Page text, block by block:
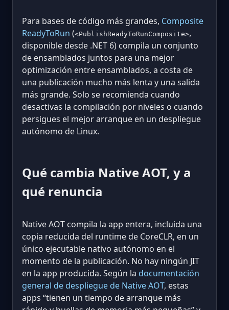
Para bases de código más grandes, Composite
ReadyToRun (<PublishReadyToRunComposite>,
disponible desde .NET 6) compila un conjunto
de ensamblados juntos para una mejor
optimización entre ensamblados, a costa de
una publicación mucho más lenta y una salida
más grande. Solo se recomienda cuando
desactivas la compilación por niveles o cuando
persigues el mejor arranque en un despliegue
autónomo de Linux.
Qué cambia Native AOT, y a
qué renuncia
Native AOT compila la app entera, incluida una
copia reducida del runtime de CoreCLR, en un
único ejecutable nativo autónomo en el
momento de la publicación. No hay ningún JIT
en la app producida. Según la documentación
general de despliegue de Native AOT, estas
apps “tienen un tiempo de arranque más